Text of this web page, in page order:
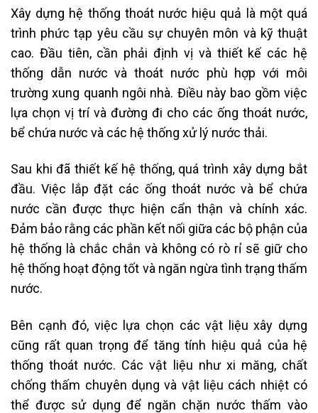
Xây dựng hệ thống thoát nước hiệu quả là một quá
trình phức tạp yêu cầu sự chuyên môn và kỹ thuật
cao. Đầu tiên, cần phải định vị và thiết kế các hệ
thống dẫn nước và thoát nước phù hợp với môi
trường xung quanh ngôi nhà. Điều này bao gồm việc
lựa chọn vị trí và đường đi cho các ống thoát nước,
bể chứa nước và các hệ thống xử lý nước thải.
Sau khi đã thiết kế hệ thống, quá trình xây dựng bắt
đầu. Việc lắp đặt các ống thoát nước và bể chứa
nước cần được thực hiện cẩn thận và chính xác.
Đảm bảo rằng các phần kết nối giữa các bộ phận của
hệ thống là chắc chắn và không có rò rỉ sẽ giữ cho
hệ thống hoạt động tốt và ngăn ngừa tình trạng thấm
nước.
Bên cạnh đó, việc lựa chọn các vật liệu xây dựng
cũng rất quan trọng để tăng tính hiệu quả của hệ
thống thoát nước. Các vật liệu như xi măng, chất
chống thấm chuyên dụng và vật liệu cách nhiệt có
thể được sử dụng để ngăn chặn nước thấm vào